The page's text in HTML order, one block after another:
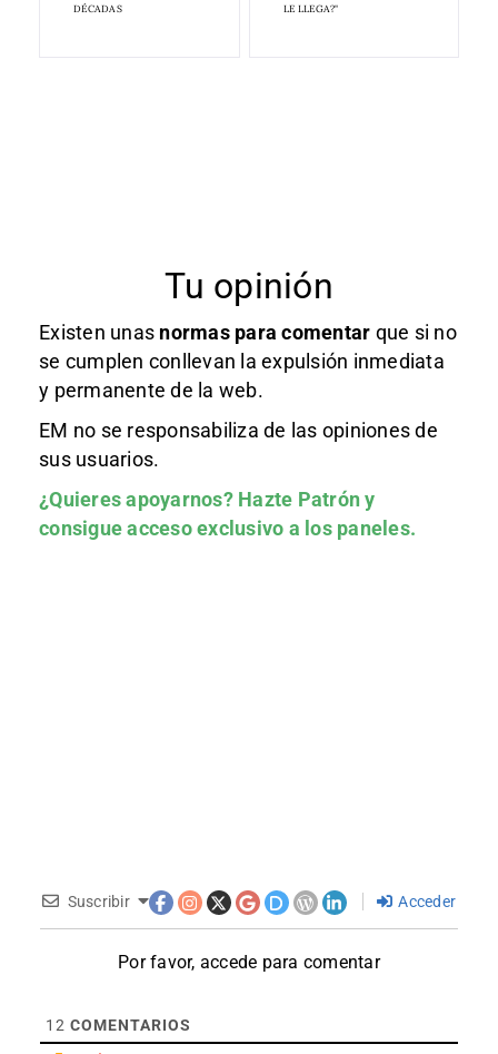
DÉCADAS LE LLEGA?"
Tu opinión
Existen unas normas para comentar que si no
se cumplen conllevan la expulsión inmediata
y permanente de la web.
EM no se responsabiliza de las opiniones de
sus usuarios.
¿Quieres apoyarnos? Hazte Patróny
consigue acceso exclusivo a los paneles.
Suscribir Acceder
Por favor, accede para comentar
12 COMENTARIOS